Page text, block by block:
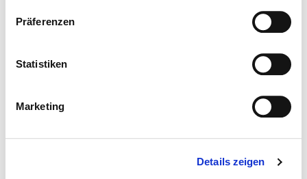
Präferenzen
Statistiken
Marketing
Details zeigen